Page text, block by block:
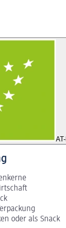
oder als Snack